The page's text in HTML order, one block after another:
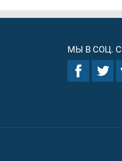
МЫ В СОЦ.